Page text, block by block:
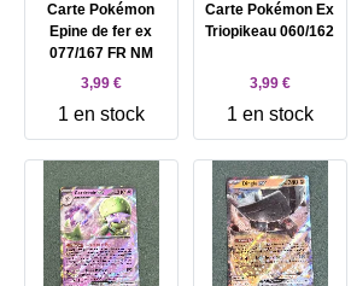
Carte Pokémon
Epine de fer ex
077/167 FR NM
3,99 €
1 en stock
Carte Pokémon Ex
Triopikeau 060/162
3,99 €
1 en stock